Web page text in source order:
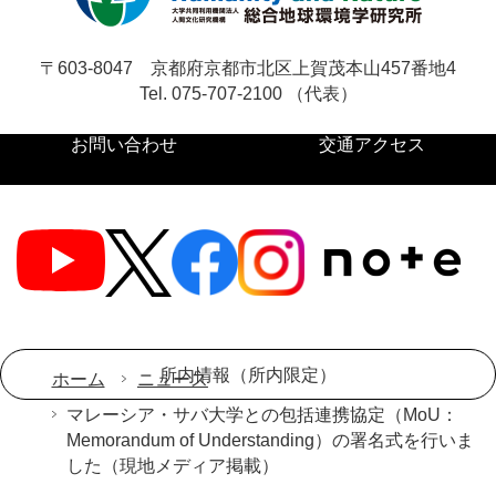
ホーム
ニュース
マレーシア・サバ大学との包括連携協定（MoU：
Memorandum of Understanding）の署名式を行いま
した（現地メディア掲載）
〒603-8047 京都府京都市北区上賀茂本山457番地4
Tel. 075-707-2100 （代表）
お問い合わせ 交通アクセス
所内情報（所内限定）